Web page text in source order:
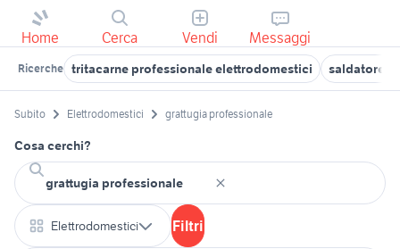
Home Cerca Vendi Messaggi
Ricerche tritacarne professionale elettrodomestici saldatore a
Subito Elettrodomestici grattugia professionale
Cosa cerchi?
Elettrodomestici Filtri